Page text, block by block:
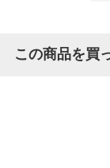
この商品を買